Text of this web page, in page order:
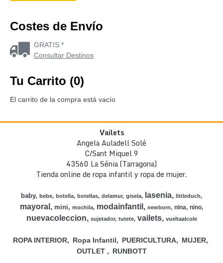
Costes de Envío
GRATIS *
Consultar Destinos
Tu Carrito (0)
El carrito de la compra está vacío
Vailets
Angela Auladell Solé
C/Sant Miquel 9
43560 La Sénia (Tarragona)
Tienda online de ropa infantil y ropa de mujer.
baby bebe botella botellas delamur gisela lasenia littleduch
mayoral mini mochila modainfantil newborn nina nino
nuevacoleccion sujetador tutete vailets vueltaalcole
ROPA INTERIOR Ropa Infantil PUERICULTURA
MUJER
OUTLET
RUNBOTT